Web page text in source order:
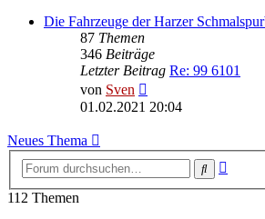
Die Fahrzeuge der Harzer
87 Themen
346 Beiträge
Letzter Beitrag Re: 99 6101
von Sven
Beitrag
01.02.2021 20:04
Neues Thema
Suche
112 Themen